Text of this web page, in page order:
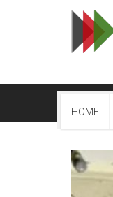
HOME